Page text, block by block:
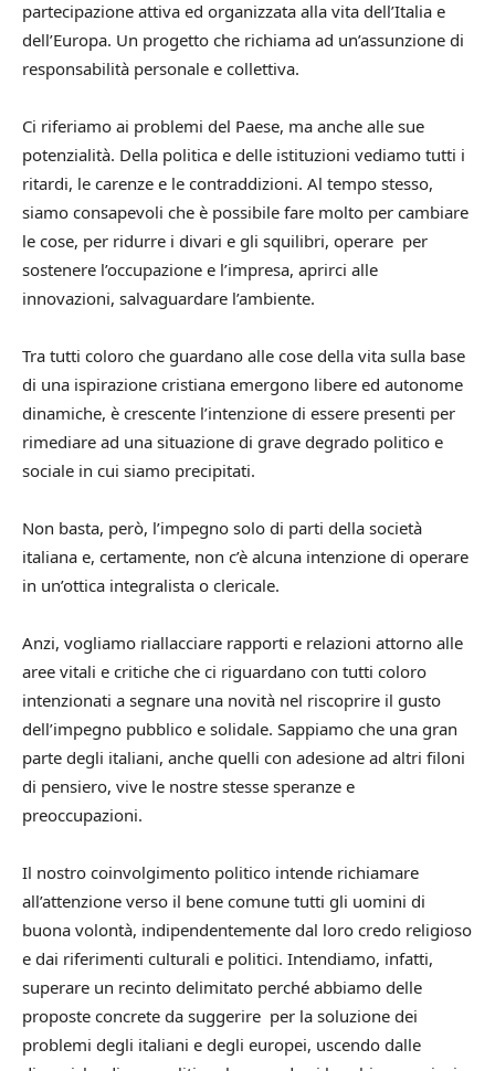
partecipazione attiva ed organizzata alla vita dell’Italia e
dell’Europa. Un progetto che richiama ad un’assunzione di
responsabilità personale e collettiva.
Ci riferiamo ai problemi del Paese, ma anche alle sue
potenzialità. Della politica e delle istituzioni vediamo tutti i
ritardi, le carenze e le contraddizioni. Al tempo stesso,
siamo consapevoli che è possibile fare molto per cambiare
le cose, per ridurre i divari e gli squilibri, operare per
sostenere l’occupazione e l’impresa, aprirci alle
innovazioni, salvaguardare l’ambiente.
Tra tutti coloro che guardano alle cose della vita sulla base
di una ispirazione cristiana emergono libere ed autonome
dinamiche, è crescente l’intenzione di essere presenti per
rimediare ad una situazione di grave degrado politico e
sociale in cui siamo precipitati.
Non basta, però, l’impegno solo di parti della società
italiana e, certamente, non c’è alcuna intenzione di operare
in un’ottica integralista o clericale.
Anzi, vogliamo riallacciare rapporti e relazioni attorno alle
aree vitali e critiche che ci riguardano con tutti coloro
intenzionati a segnare una novità nel riscoprire il gusto
dell’impegno pubblico e solidale. Sappiamo che una gran
parte degli italiani, anche quelli con adesione ad altri filoni
di pensiero, vive le nostre stesse speranze e
preoccupazioni.
Il nostro coinvolgimento politico intende richiamare
all’attenzione verso il bene comune tutti gli uomini di
buona volontà, indipendentemente dal loro credo religioso
e dai riferimenti culturali e politici. Intendiamo, infatti,
superare un recinto delimitato perché abbiamo delle
proposte concrete da suggerire per la soluzione dei
problemi degli italiani e degli europei, uscendo dalle